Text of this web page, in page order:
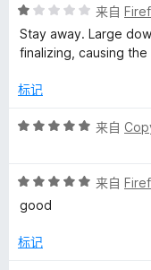
/
5
评
分
1
5
来自
Stay away. Large
finalizing, causing
标记
评
/
5
来自
评
分
/
来自
good
标记